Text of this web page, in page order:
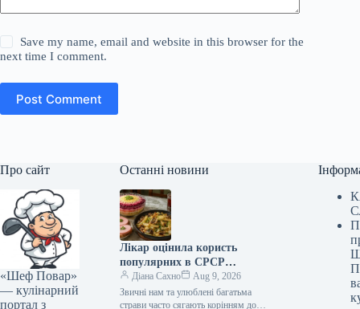
Save my name, email and website in this browser for the
next time I comment.
Post Comment
Про сайт
«Шеф Повар»
— кулінарний
портал з
Останні новини
Лікар оцінила користь
популярних в СРСР
гастрономічних поєднань
Діана Сахно
Aug 9, 2026
Звичні нам та улюблені багатьма
страви часто сягають корінням до